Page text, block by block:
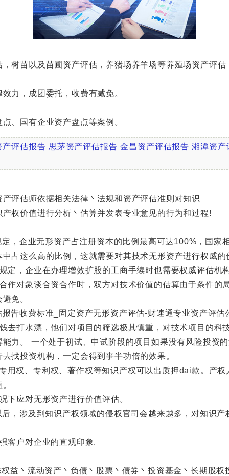
苗以及苗圃资产评估，养猪场养羊场等养殖场资产评估
，成团委托，收费有减免。
国有企业资产盘点等案例。
产评估报告 思茅资产评估报告 金昌资产评估报告 湘潭资产
估师依据相关法律丶法规和资产评估准则对知识
价值进行分析丶估算并发表专业意见的行为和过程!
企业无形资产占注册资本的比例最高可达100%，国家
占这么高的比例，这就需要对其技术无形资产进行权威的
，企业在办理增效扩股的工商手续时也需要权威评估机
象谈合资合作时，双方对技术价值的估算由于条件的
免。
水漂，他们对项目的筛选极其慎重，对技术项目的科
力。 一个处于初试、中试阶段的项目如果没有风险投资
找投资机构，一定会得到事半功倍的效果。
、专利权、著作权等知识产权可以出质押dai款。产权
应对无形资产进行价值评估。
涉及到知识产权领域的侵权官司会越来越多，对知识产
户对企业的直观印象.
丶流动资产丶负债丶股票丶债券丶投资基金丶长期股权